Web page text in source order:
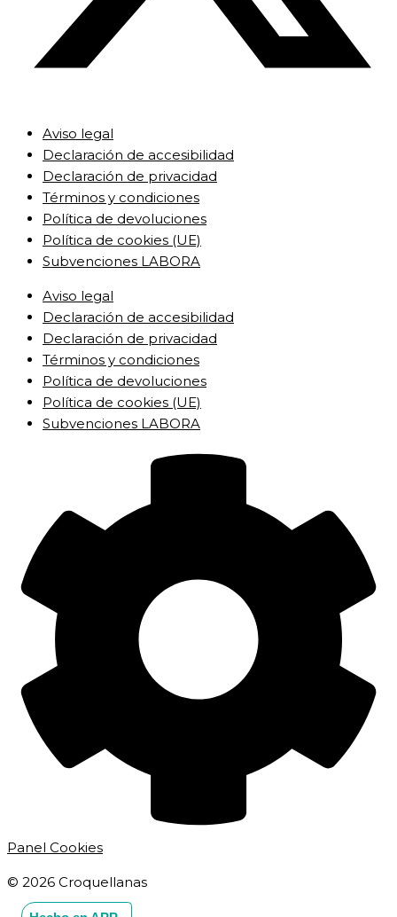
Aviso legal
Declaración de accesibilidad
Declaración de privacidad
Términos y condiciones
Política de devoluciones
Política de cookies (UE)
Subvenciones LABORA
Aviso legal
Declaración de accesibilidad
Declaración de privacidad
Términos y condiciones
Política de devoluciones
Política de cookies (UE)
Subvenciones LABORA
Panel Cookies
© 2026 Croquellanas